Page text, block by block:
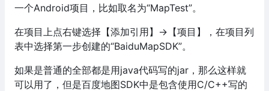
一个Android项目，比如取名为“MapTest”。
在项目上点右键选择【添加引用】→【项目】，在项目列
表中选择第一步创建的“BaiduMapSDK”。
如果是普通的全部都是用java代码写的jar，那么这样就
可以用了，但是百度地图SDK中是包含使用C/C++写的